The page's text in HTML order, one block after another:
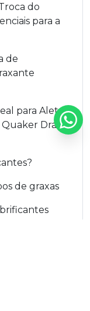
do
para a
de
para Aletas
Quaker Draw
de graxas